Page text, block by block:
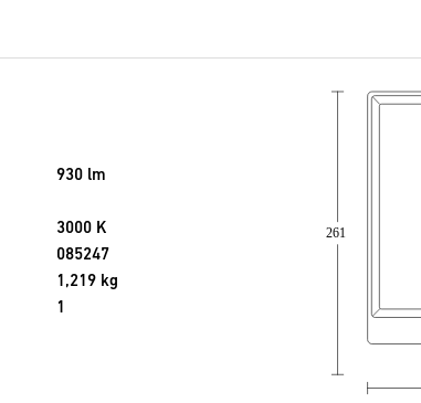
930 lm
3000 K
085247
1,219 kg
1
261